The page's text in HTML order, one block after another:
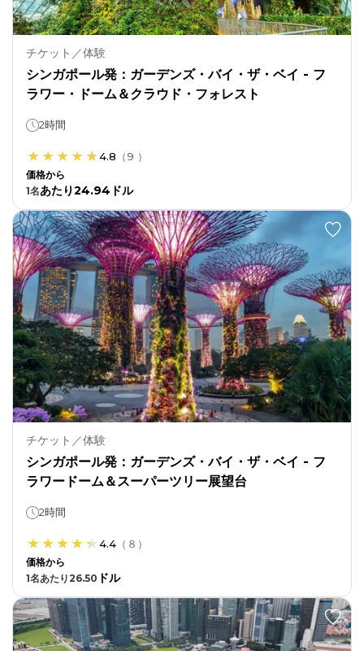
チケット／体験
シンガポール発：ガーデンズ・バイ・ザ・ベイ - フ
ラワー・ドーム＆クラウド・フォレスト
2時間
4.8 （9 ）
価格から
1名あたり24.94ドル
チケット／体験
シンガポール発：ガーデンズ・バイ・ザ・ベイ - フ
ラワードーム＆スーパーツリー展望台
2時間
4.4 （ ８ ）
価格から
1名あたり26.50 ドル